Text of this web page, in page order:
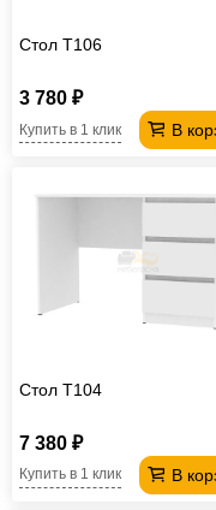
Стол T106
3 780 ₽
В
Купить в 1 клик
Стол T104
7 380 ₽
В
Купить в 1 клик